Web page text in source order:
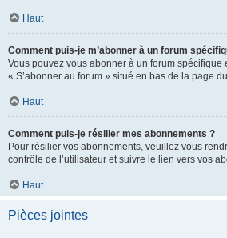
Haut
Comment puis-je m’abonner à un forum
Vous pouvez vous abonner à un forum spécifique
« S’abonner au forum » situé en bas de la page
Haut
Comment puis-je résilier mes abonnements ?
Pour résilier vos abonnements, veuillez vous
contrôle de l’utilisateur et suivre le lien vers vos
Haut
Pièces jointes